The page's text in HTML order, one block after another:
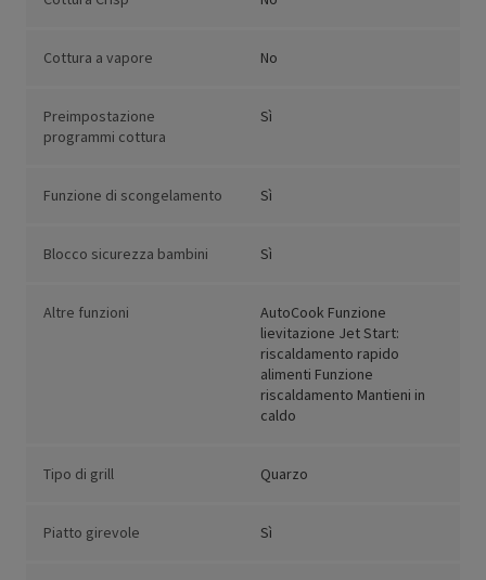
Cottura a vapore No
Preimpostazione
programmi cottura
Sì
Funzione di scongelamento Sì
Blocco sicurezza bambini Sì
Altre funzioni
AutoCook Funzione
lievitazione Jet Start:
riscaldamento rapido
alimenti Funzione
riscaldamento Mantieni in
caldo
Tipo di grill Quarzo
Piatto girevole Sì